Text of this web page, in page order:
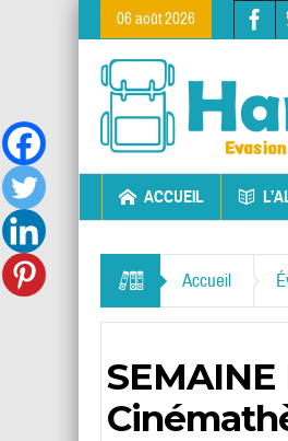
06 août 2026
ACCUEIL
Accueil
SEMAINE